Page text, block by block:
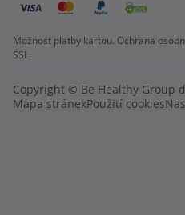
Možnost platby kartou. Ochrana
SSL.
Copyright © Be Healthy Group
Mapa stránekPoužití cookies